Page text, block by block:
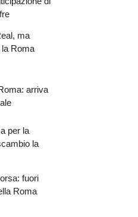
ma
Roma
arriva
per la
la
fuori
Roma